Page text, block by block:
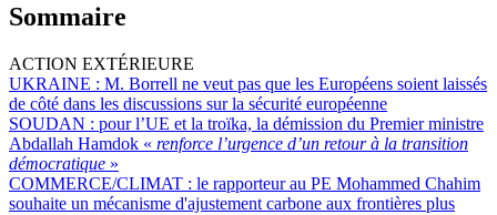
Sommaire
ACTION EXTÉRIEURE
UKRAINE : M. Borrell ne veut pas que les Européens soient laissés
de côté dans les discussions sur la sécurité européenne
SOUDAN : pour l’UE et la troïka, la démission du Premier ministre
Abdallah Hamdok « renforce l’urgence d’un retour à la transition
démocratique »
COMMERCE/CLIMAT : le rapporteur au PE Mohammed Chahim
souhaite un mécanisme d'ajustement carbone aux frontières plus